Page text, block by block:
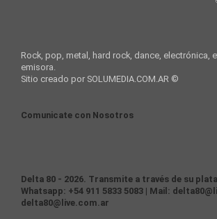
Rock, pop, metal, hard rock, dance,
emisora.
Sitio creado por SOLUMEDIA.COM.AR ©
Comunicate con Nosotros
Delta 80 - 2026. Transmite a través de su
Whatsapp: +54 911 5833 5083 | Mail:
delta80@live.com.ar